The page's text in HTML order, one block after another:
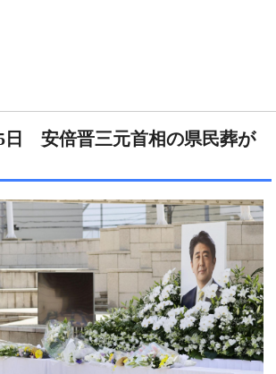
日 安倍晋三元首相の県民葬が